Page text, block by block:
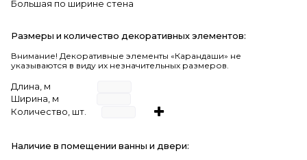
Большая по ширине стена
Размеры и количество декоративных элементов:
Внимание! Декоративные элементы «Карандаши» не
указываются в виду их незначительных размеров.
Длина, м
Ширина, м
Количество, шт.
Наличие в помещении ванны и двери: